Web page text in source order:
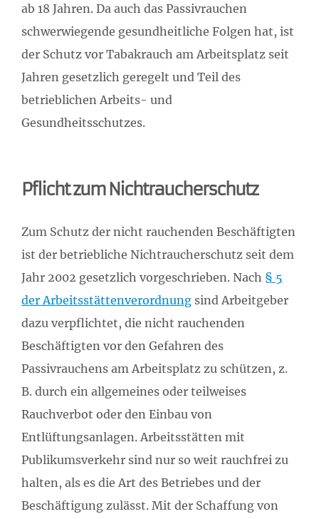
ab 18 Jahren. Da auch das Passivrauchen
schwerwiegende gesundheitliche Folgen hat, ist
der Schutz vor Tabakrauch am Arbeitsplatz seit
Jahren gesetzlich geregelt und Teil des
betrieblichen Arbeits- und
Gesundheitsschutzes.
Pflicht zum Nichtraucherschutz
Zum Schutz der nicht rauchenden Beschäftigten
ist der betriebliche Nichtraucherschutz seit dem
Jahr 2002 gesetzlich vorgeschrieben. Nach § 5
der Arbeitsstättenverordnung sind Arbeitgeber
dazu verpflichtet, die nicht rauchenden
Beschäftigten vor den Gefahren des
Passivrauchens am Arbeitsplatz zu schützen, z.
B. durch ein allgemeines oder teilweises
Rauchverbot oder den Einbau von
Entlüftungsanlagen. Arbeitsstätten mit
Publikumsverkehr sind nur so weit rauchfrei zu
halten, als es die Art des Betriebes und der
Beschäftigung zulässt. Mit der Schaffung von